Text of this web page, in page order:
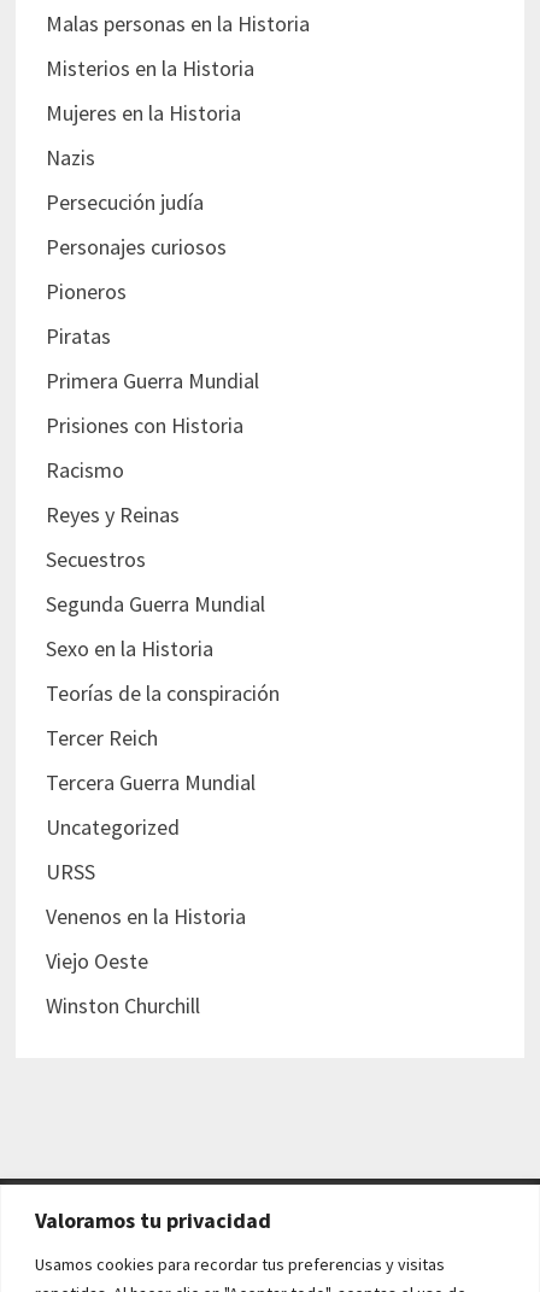
Valoramos tu privacidad
Usamos cookies para recordar tus preferencias y visitas
Malas personas en la Historia
Misterios en la Historia
Mujeres en la Historia
Nazis
Persecución judía
Personajes curiosos
Pioneros
Piratas
Primera Guerra Mundial
Prisiones con Historia
Racismo
Reyes y Reinas
Secuestros
Segunda Guerra Mundial
Sexo en la Historia
Teorías de la conspiración
Tercer Reich
Tercera Guerra Mundial
Uncategorized
URSS
Venenos en la Historia
Viejo Oeste
Winston Churchill
AVISO LEGAL Y POLÍTICAS